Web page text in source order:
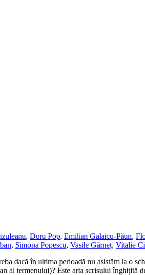
, Doru Pop, Emilian Galaicu-Păun,
, Simona Popescu, Vasile Gârneț, Vitalie
dacă în ultima perioadă nu asistăm la o
al termenului)? Este arta scrisului înghițită